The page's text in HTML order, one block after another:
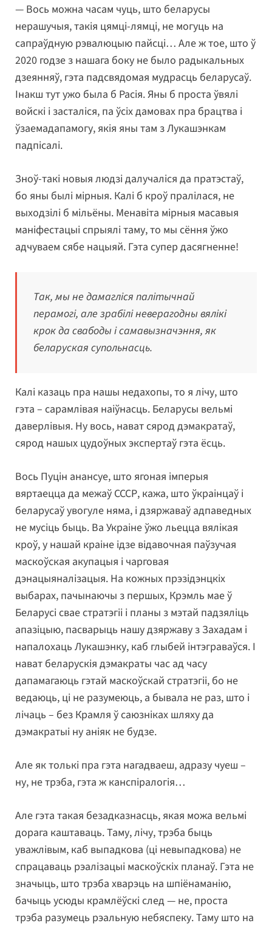
— Вось можна часам чуць, што беларусы
нерашучыя, такія цямці-лямці, не могуць на
сапраўдную рэвалюцыю пайсці… Але ж тое, што ў
2020 годзе з нашага боку не было радыкальных
дзеянняў, гэта падсвядомая мудрасць беларусаў.
Інакш тут ужо была б Расія. Яны б проста ўвялі
войскі і засталіся, па ўсіх дамовах пра брацтва і
ўзаемадапамогу, якія яны там з Лукашэнкам
падпісалі.
Зноў-такі новыя людзі далучаліся да пратэстаў,
бо яны былі мірныя. Калі б кроў пралілася, не
выходзілі б мільёны. Менавіта мірныя масавыя
маніфестацыі спрыялі таму, то мы сёння ўжо
адчуваем сябе нацыяй. Гэта супер дасягненне!
Так, мы не дамагліся палітычнай
перамогі, але зрабілі неверагодны вялікі
крок да свабоды і самавызначэння, як
беларуская супольнасць.
Калі казаць пра нашы недахопы, то я лічу, што
гэта – сарамлівая наіўнасць. Беларусы вельмі
даверлівыя. Ну вось, нават сярод дэмакратаў,
сярод нашых цудоўных экспертаў гэта ёсць.
Вось Пуцін анансуе, што ягоная імперыя
вяртаецца да межаў СССР, кажа, што ўкраінцаў і
беларусаў увогуле няма, і дзяржаваў адпаведных
не мусіць быць. Ва Украіне ўжо льецца вялікая
кроў, у нашай краіне ідзе відавочная паўзучая
маскоўская акупацыя і чарговая
дэнацыяналізацыя. На кожных прэзідэнцкіх
выбарах, пачынаючы з першых, Крэмль мае ў
Беларусі свае стратэгіі і планы з мэтай падзяліць
апазіцыю, пасварыць нашу дзяржаву з Захадам і
напалохаць Лукашэнку, каб глыбей інтэграваўся. І
нават беларускія дэмакраты час ад часу
дапамагаюць гэтай маскоўскай стратэгіі, бо не
ведаюць, ці не разумеюць, а бывала не раз, што і
лічаць – без Крамля ў саюзніках шляху да
дэмакратыі ну аніяк не будзе.
Але як толькі пра гэта нагадваеш, адразу чуеш –
ну, не трэба, гэта ж канспіралогія…
Але гэта такая безадказнасць, якая можа вельмі
дорага каштаваць. Таму, лічу, трэба быць
уважлівым, каб выпадкова (ці невыпадкова) не
спрацаваць рэалізацыі маскоўскіх планаў. Гэта не
значыць, што трэба хварэць на шпіёнаманію,
бачыць усюды крамлёўскі след — не, проста
трэба разумець рэальную небяспеку. Таму што на